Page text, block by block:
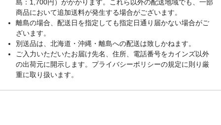
島：1,700円）がかかります。これら以外の配送地域でも、一部
商品において追加送料が発生する場合がございます。
離島の場合、配送日を指定しても指定日通り届かない場合がご
ざいます。
別送品は、北海道・沖縄・離島への配送は致しかねます。
ご入力いただいたお届け先名、住所、電話番号をカインズ以外
の出荷元に開示します。プライバシーポリシーの規定に則り厳
重に取り扱います。